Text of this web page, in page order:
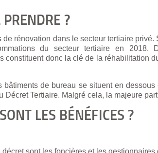
?
rénovation dans le secteur tertiaire privé.
du secteur tertiaire en 2018.
constituent donc la clé de la réhabilitation
bâtiments de bureau se situent en
Tertiaire. Malgré cela, la majeure
LES BÉNÉFICES ?
sont les foncières et les gestionnaires